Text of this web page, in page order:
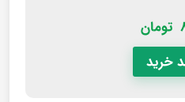
تومان
خرید